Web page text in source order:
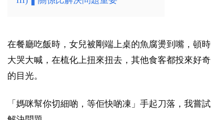
在餐廳吃飯時，女兒被剛端上桌的魚腐燙到嘴，頓時
大哭大喊，在梳化上扭來扭去，其他食客都投來好奇
的目光。
「媽咪幫你切細啲，等佢快啲凍」手起刀落，我嘗試